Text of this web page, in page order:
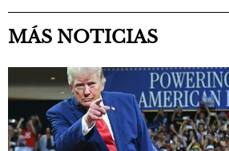
MÁS NOTICIAS